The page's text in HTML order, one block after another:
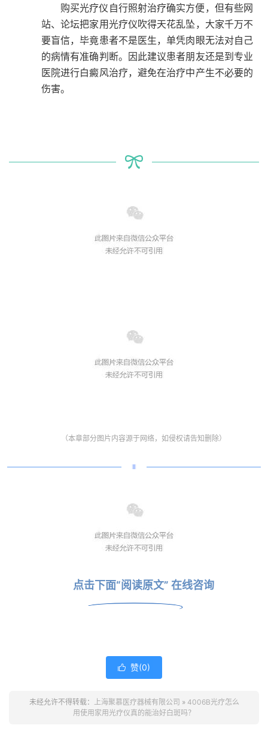
购买光疗仪自行照射治疗确实方便，但有些网
站、论坛把家用光疗仪吹得天花乱坠，大家千万不
要盲信，毕竟患者不是医生，单凭肉眼无法对自己
的病情有准确判断。因此建议患者朋友还是到专业
医院进行白癜风治疗，避免在治疗中产生不必要的
伤害。
（本章部分图片内容源于网络，如侵权请告知删除）
点击下面“阅读原文” 在线咨询
 赞(0)
未经允许不得转载： 上海聚慕医疗器械有限公司 » 4006B光疗怎么
用使用家用光疗仪真的能治好白斑吗？